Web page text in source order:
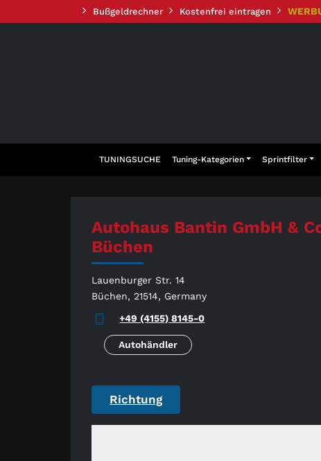
Inhalt
Bußgeldrechner Kostenfrei eintragen
TUNINGSUCHE Tuning-Kategorien Sprintfilter
Autohaus Bantin GmbH &
Büchen
Lauenburger Str. 14
Büchen, 21514, Germany
+49 (4155) 8145-0
Autohändler
Richtung